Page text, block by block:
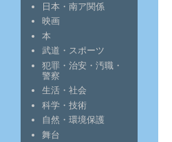
日本・南ア関係
映画
本
武道・スポーツ
犯罪・治安・汚職・
警察
生活・社会
科学・技術
自然・環境保護
舞台